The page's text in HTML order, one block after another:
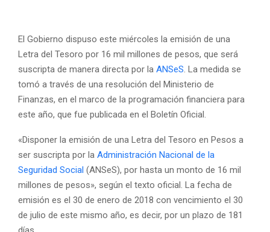
El Gobierno dispuso este miércoles la emisión de una
Letra del Tesoro por 16 mil millones de pesos, que será
suscripta de manera directa por la ANSeS . La medida se
tomó a través de una resolución del Ministerio de
Finanzas, en el marco de la programación financiera para
este año, que fue publicada en el Boletín Oficial.
«Disponer la emisión de una Letra del Tesoro en Pesos a
ser suscripta por la Administración Nacional de la
Seguridad Social (ANSeS), por hasta un monto de 16 mil
millones de pesos», según el texto oficial. La fecha de
emisión es el 30 de enero de 2018 con vencimiento el 30
de julio de este mismo año, es decir, por un plazo de 181